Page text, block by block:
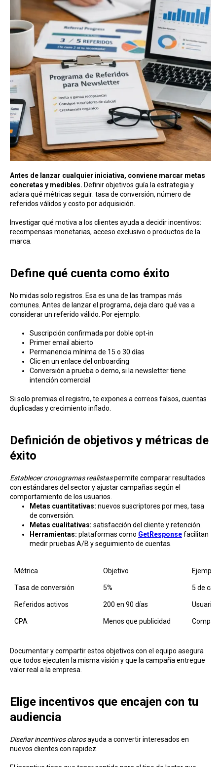
Antes de lanzar cualquier iniciativa, conviene marcar metas
concretas y medibles. Definir objetivos guía la estrategia y
aclara qué métricas seguir: tasa de conversión, número de
referidos válidos y costo por adquisición.
Investigar qué motiva a los clientes ayuda a decidir incentivos:
recompensas monetarias, acceso exclusivo o productos de la
marca.
Define qué cuenta como éxito
No midas solo registros. Esa es una de las trampas más
comunes. Antes de lanzar el programa, deja claro qué vas a
considerar un referido válido. Por ejemplo:
Suscripción confirmada por doble opt-in
Primer email abierto
Permanencia mínima de 15 o 30 días
Clic en un enlace del onboarding
Conversión a prueba o demo, si la newsletter tiene
intención comercial
Si solo premias el registro, te expones a correos falsos, cuentas
duplicadas y crecimiento inflado.
Definición de objetivos y métricas de
éxito
Establecer cronogramas realistaspermite comparar resultados
con estándares del sector y ajustar campañas según el
comportamiento de los usuarios.
Metas cuantitativas: nuevos suscriptores por mes, tasa
de conversión.
Metas cualitativas: satisfacción del cliente y retención.
Herramientas: plataformas como GetResponsefacilitan
medir pruebas A/B y seguimiento de cuentas.
Métrica Objetivo Ejemplo
Tasa de conversión 5% 5 de
Referidos activos 200 en 90 días
CPA Menos que publicidad
Documentar y compartir estos objetivos con el equipo asegura
que todos ejecuten la misma visión y que la campaña entregue
valor real a la empresa.
Elige incentivos que encajen con tu
audiencia
Diseñar incentivos clarosayuda a convertir interesados en
nuevos clientes con rapidez.